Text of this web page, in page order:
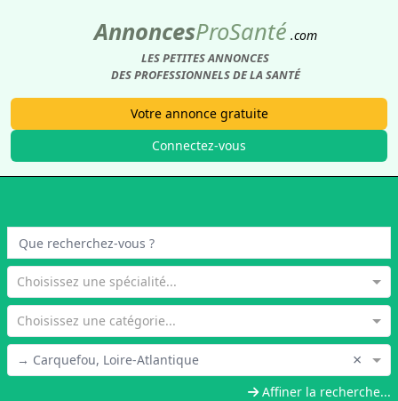
AnnoncesProSanté .com
LES PETITES ANNONCES
DES PROFESSIONNELS DE LA SANTÉ
Votre annonce gratuite
Connectez-vous
Choisissez une spécialité...
Choisissez une catégorie...
→ Carquefou, Loire-Atlantique ×
Affiner la recherche...